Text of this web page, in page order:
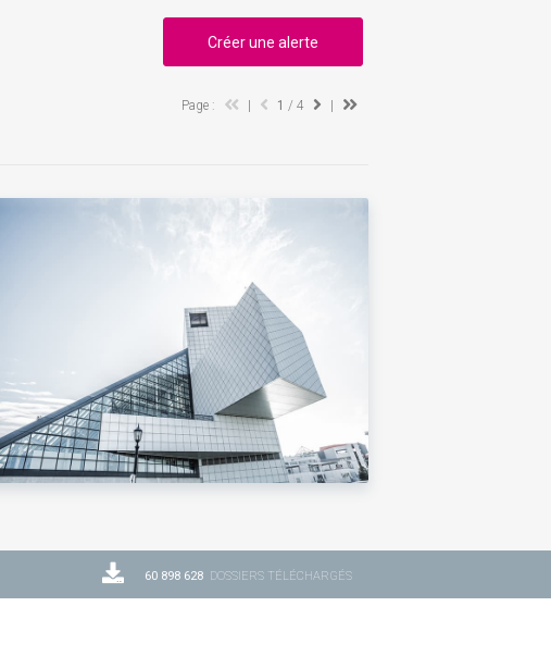
Créer une alerte
Page : 1 / 4
60 898 628 DOSSIERS TÉLÉCHARGÉS